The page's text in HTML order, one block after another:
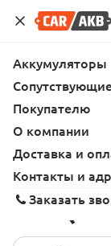
Адреса
серия
125i
Аккумуляторы
Покупателю
О компании
Доставка и
Контакты и
Заказать